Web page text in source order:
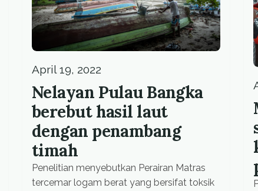
April 19, 2022
Nelayan Pulau Bangka
berebut hasil laut
dengan penambang
timah
Penelitian menyebutkan Perairan Matras
tercemar logam berat yang bersifat toksik